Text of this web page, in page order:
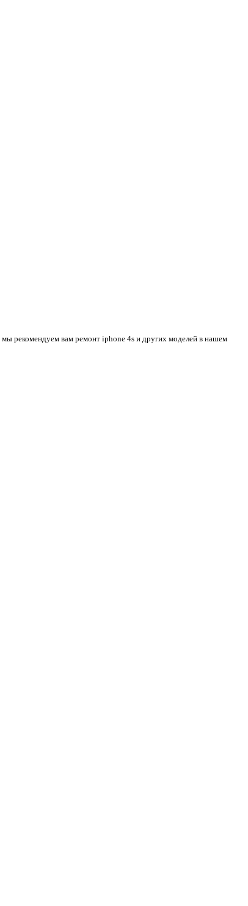
мы рекомендуем вам ремонт iphone 4s и других моделей в нашем